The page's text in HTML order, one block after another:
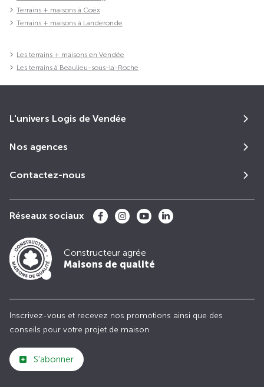
Terrains + maisons à Coëx
Terrains + maisons à Landeronde
Les terrains + maisons en Vendée
Les terrains à Beaulieu-sous-la-Roche
L'univers Logis de Vendée
Nos agences
Contactez-nous
Réseaux sociaux
Constructeur agrée
Maisons de qualité
Inscrivez-vous et recevez nos promotions ainsi que des
conseils pour votre projet de maison
S'abonner